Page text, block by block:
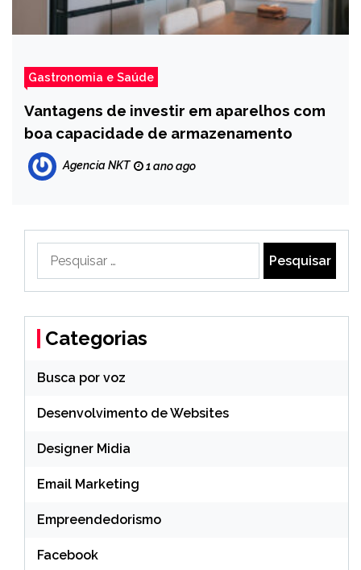
Gastronomia e Saúde
Vantagens de investir em aparelhos com
boa capacidade de armazenamento
Agencia NKT 1 ano ago
por:
Categorias
Busca por voz
Desenvolvimento de Websites
Designer Midia
Email Marketing
Empreendedorismo
Facebook